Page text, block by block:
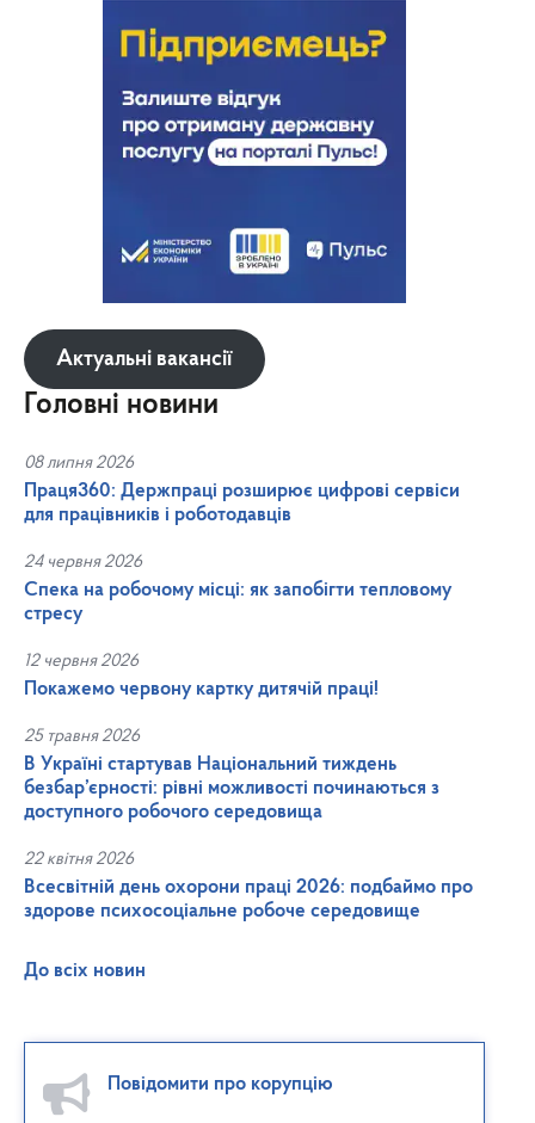
Актуальні вакансії
Головні новини
08 липня 2026
Праця360: Держпраці розширює цифрові сервіси
для працівників і роботодавців
24 червня 2026
Спека на робочому місці: як запобігти тепловому
стресу
12 червня 2026
Покажемо червону картку дитячій праці!
25 травня 2026
В Україні стартував Національний тиждень
безбар’єрності: рівні можливості починаються з
доступного робочого середовища
22 квітня 2026
Всесвітній день охорони праці 2026: подбаймо про
здорове психосоціальне робоче середовище
До всіх новин
Повідомити про корупцію